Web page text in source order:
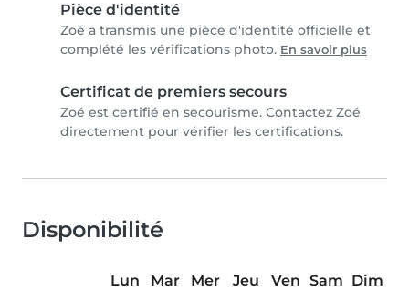
Pièce d'identité
Zoé a transmis une pièce d'identité officielle et
complété les vérifications photo. En savoir plus
Certificat de premiers secours
Zoé est certifié en secourisme. Contactez Zoé
directement pour vérifier les certifications.
Disponibilité
Lun Mar Mer Jeu Ven Sam Dim